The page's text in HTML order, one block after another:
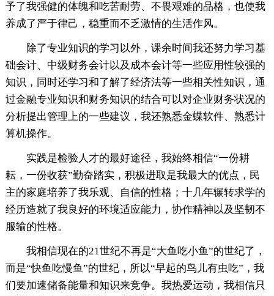
予了我强健的体魄和吃苦耐劳、不畏艰难的品格，也使我
养成了严于律己，稳重而不乏激情的生活作风。
除了专业知识的学习以外，课余时间我还努力学习基
础会计、中级财务会计以及成本会计等一些应用性较强的
知识，同时还学习和了解了经济法等一些相关性知识，通
过金融专业知识和财务知识的结合可以对企业财务状况的
分析提出管理上的一些建议，我还熟悉金蝶软件、熟悉计
算机操作。
实践是检验人才的最好途径，我始终相信“一份耕
耘，一份收获”勤奋踏实，积极进取是我最大的优点，民
主的家庭培养了我乐观、自信的性格；十几年辗转求学的
经历造就了我良好的环境适应能力，协作精神以及坚韧不
服输的性格。
我相信现在的21世纪不再是“大鱼吃小鱼”的世纪了，
而是“快鱼吃慢鱼”的世纪，所以“早起的鸟儿有虫吃”，我
们要加速储备能量和知识来竞争。我热爱运动，我相信只